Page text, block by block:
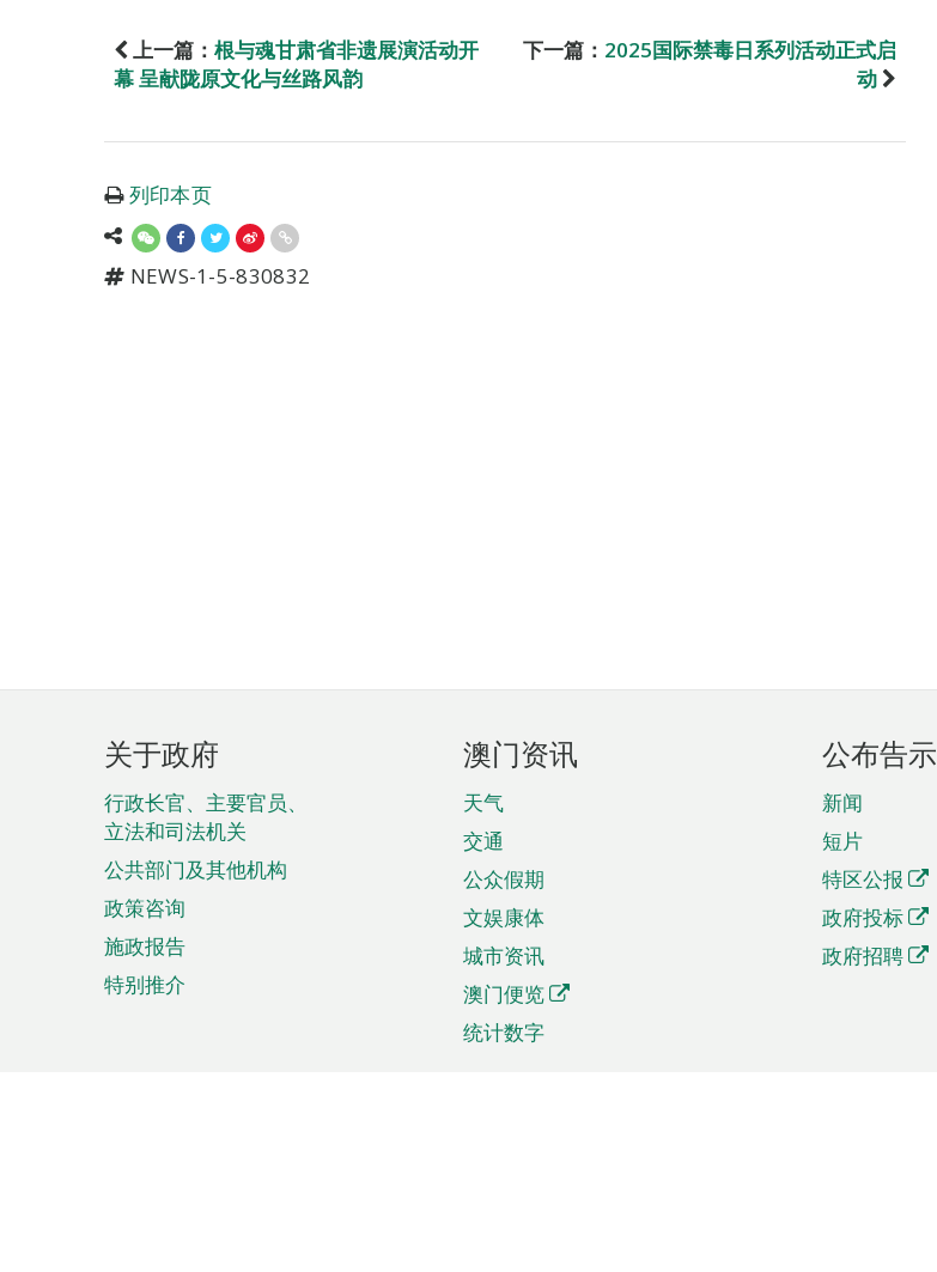
上一篇： 根与魂甘肃省非遗展演活动开
幕 呈献陇原文化与丝路风韵
下一篇： 2025国际禁毒日系列活动正式启
动
列印本页
NEWS-1-5-830832
页
脚
菜
单
关于政府
行政长官、主要官员、
立法和司法机关
公共部门及其他机构
政策咨询
施政报告
特别推介
澳门资讯
天气
交通
公众假期
文娱康体
城市资讯
澳门便览
统计数字
公布告示
新闻
短片
特区公报
政府投标
政府招聘